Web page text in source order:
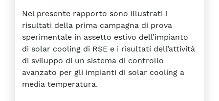
Nel presente rapporto sono illustrati i
risultati della prima campagna di prova
sperimentale in assetto estivo dell’impianto
di solar cooling di RSE e i risultati dell’attività
di sviluppo di un sistema di controllo
avanzato per gli impianti di solar cooling a
media temperatura.